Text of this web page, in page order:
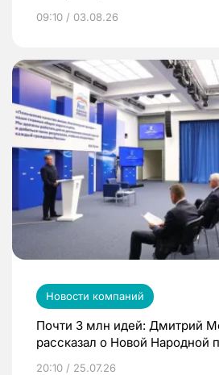
09:10 / 03.08.26
Новости компаний
Почти 3 млн идей: Дмитрий
рассказал о Новой Народной
20:10 / 25.07.26